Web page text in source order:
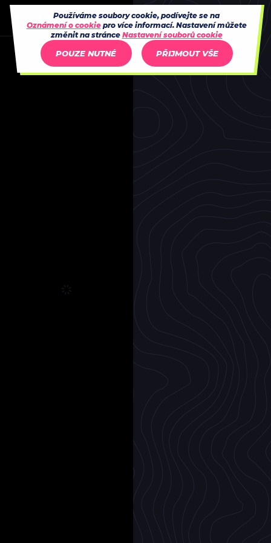
Používáme soubory cookie, podívejte se na
Oznámení o cookiepro více informací. Nastavení můžete
změnit na stránce Nastavení souborů cookie
POUZE NUTNÉ PŘIJMOUT VŠE